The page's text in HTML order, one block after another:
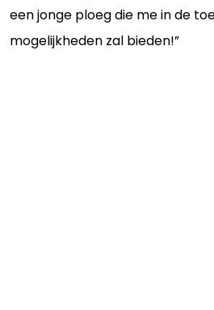
een jonge ploeg die me in de
mogelijkheden zal bieden!”